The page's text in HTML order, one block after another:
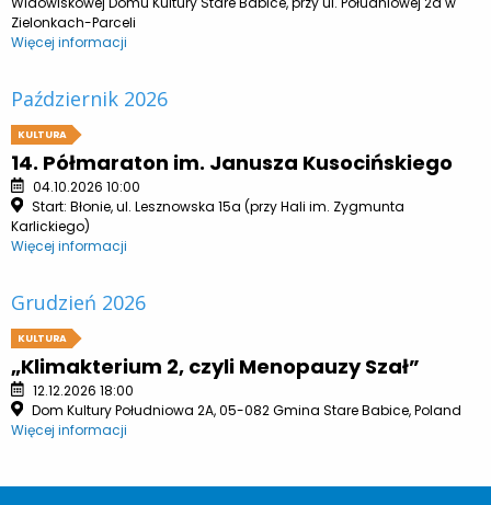
Zielonkach-Parceli
Więcej informacji
Październik 2026
KULTURA
14. Półmaraton im. Janusza Kusocińskiego
04.10.2026 10:00
Start: Błonie, ul. Lesznowska 15a (przy Hali im. Zygmunta
Karlickiego)
Więcej informacji
Grudzień 2026
KULTURA
„Klimakterium 2, czyli Menopauzy Szał”
12.12.2026 18:00
Dom Kultury Południowa 2A, 05-082 Gmina Stare Babice, Poland
Więcej informacji